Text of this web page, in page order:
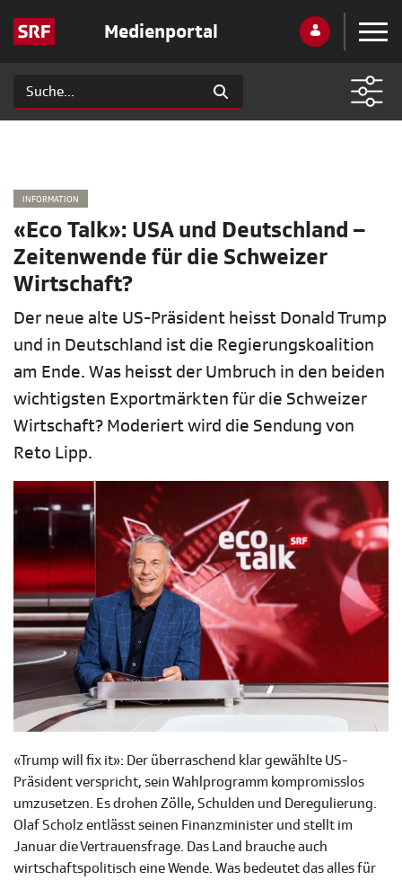
Medienportal
INFORMATION
«Eco Talk»: USA und Deutschland –
Zeitenwende für die Schweizer
Wirtschaft?
Der neue alte US-Präsident heisst Donald Trump
und in Deutschland ist die Regierungskoalition
am Ende. Was heisst der Umbruch in den beiden
wichtigsten Exportmärkten für die Schweizer
Wirtschaft? Moderiert wird die Sendung von
Reto Lipp.
«Trump will fix it»: Der überraschend klar gewählte US-
Präsident verspricht, sein Wahlprogramm kompromisslos
umzusetzen. Es drohen Zölle, Schulden und Deregulierung.
Olaf Scholz entlässt seinen Finanzminister und stellt im
Januar die Vertrauensfrage. Das Land brauche auch
wirtschaftspolitisch eine Wende. Was bedeutet das alles für